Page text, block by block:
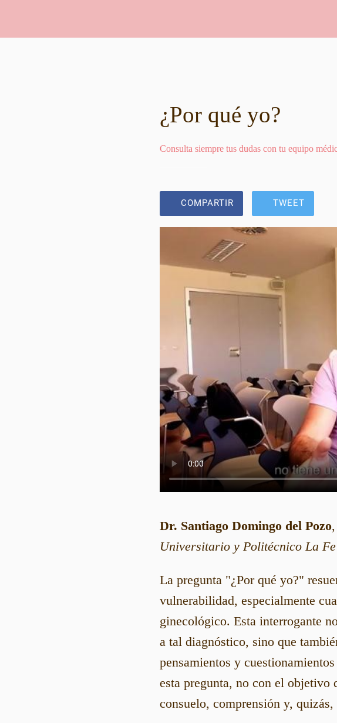
¿Por qué yo?
Consulta siempre tus dudas con tu equipo
COMPARTIR TWEET
Dr. Santiago Domingo del Pozo,
Universitario y Politécnico La Fe
La pregunta "¿Por qué yo?"
vulnerabilidad, especialmente
ginecológico. Esta interrogante
a tal diagnóstico, sino que
pensamientos y
esta pregunta, no con el objetivo
consuelo, comprensión y,